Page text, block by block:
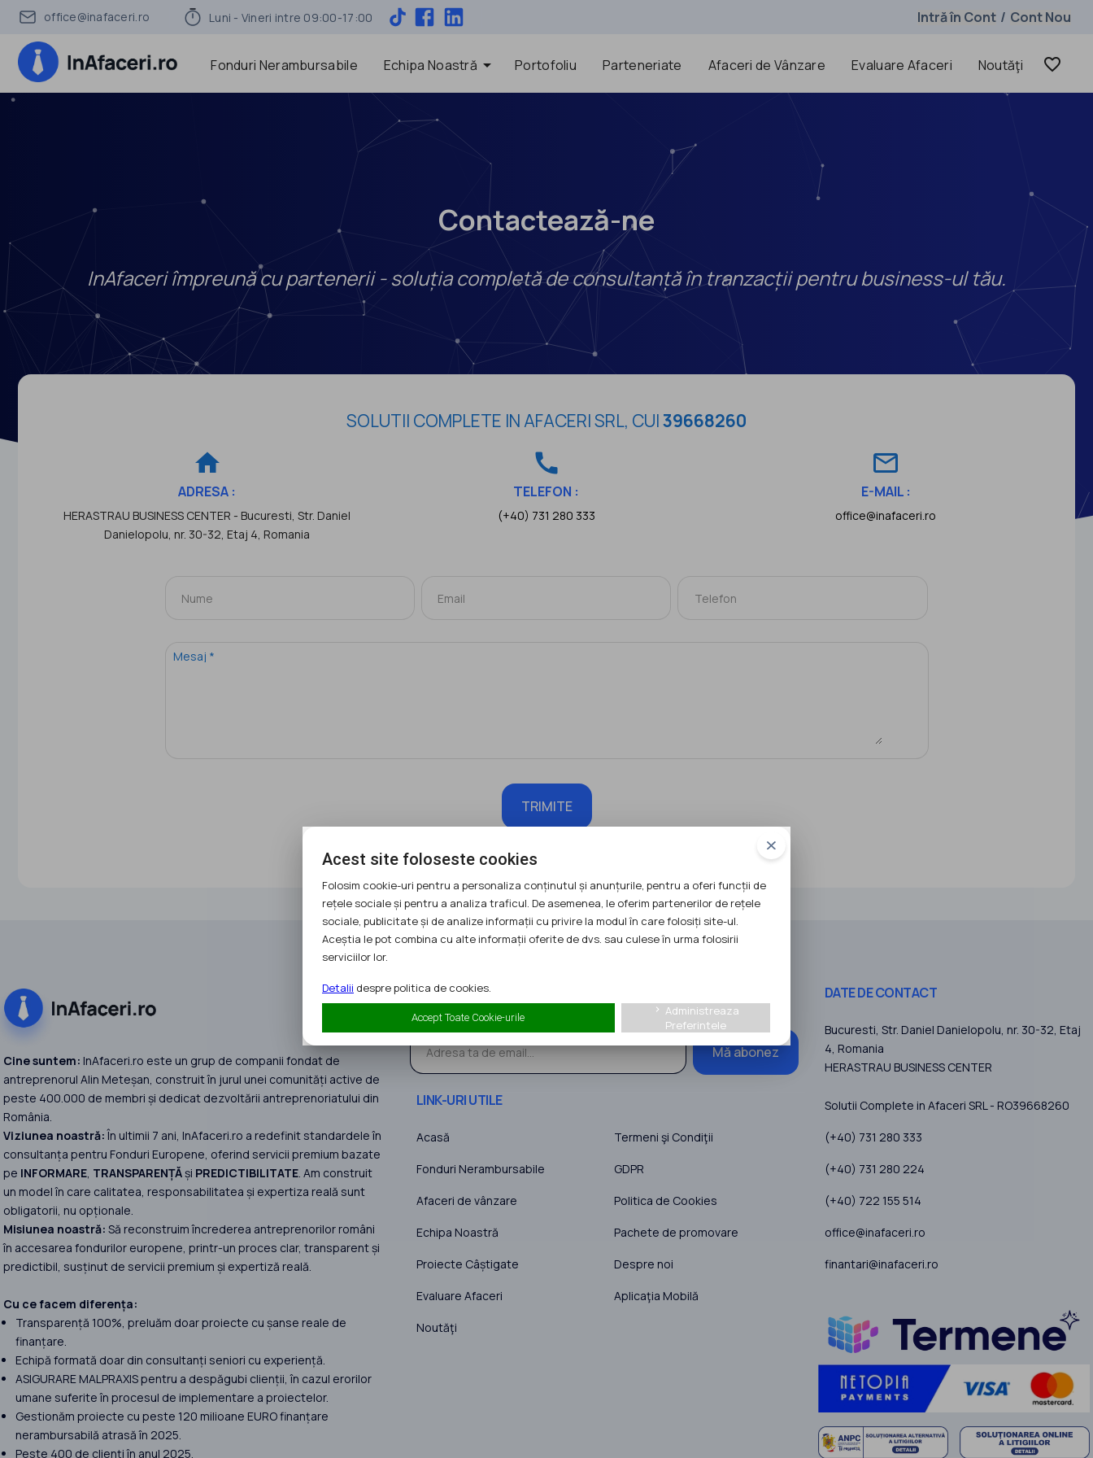
office@inafaceri.ro Luni - Vineri intre 09:00-17:00 Intră în Cont / Cont Nou
Fonduri Nerambursabile Echipa Noastră arrow_drop_down Portofoliu Parteneriate Afaceri de Vânzare Evaluare Afaceri Noutăţi favorite_border
Contactează-ne
InAfaceri împreună cu partenerii - soluția completă de consultanță în tranzacții pentru business-ul tău.
SOLUTII COMPLETE IN AFACERI SRL, CUI39668260
home
ADRESA :
HERASTRAU BUSINESS CENTER - Bucuresti, Str. Daniel
Danielopolu, nr. 30-32, Etaj 4, Romania
call
TELEFON :
(+40) 731 280 333
mail_outline
E-MAIL :
office@inafaceri.ro
Mesaj *
TRIMITE
Cine suntem: InAfaceri.ro este un grup de companii fondat de
antreprenorul Alin Meteșan, construit în jurul unei comunități active de
peste 400.000 de membri și dedicat dezvoltării antreprenoriatului din
România.
Viziunea noastră:În ultimii 7 ani, InAfaceri.ro a redefinit standardele în
consultanța pentru Fonduri Europene, oferind servicii premium bazate
pe INFORMARE, TRANSPARENȚĂși PREDICTIBILITATE. Am construit
un model în care calitatea, responsabilitatea și expertiza reală sunt
obligatorii, nu opționale.
Misiunea noastră: Să reconstruim încrederea antreprenorilor români
în accesarea fondurilor europene, printr-un proces clar, transparent și
predictibil, susținut de servicii premium și expertiză reală.
Cu ce facem diferența:
Transparență 100%, preluăm doar proiecte cu șanse reale de
finanțare.
Echipă formată doar din consultanți seniori cu experiență.
ASIGURARE MALPRAXIS pentru a despăgubi clienții, în cazul erorilor
umane suferite în procesul de implementare a proiectelor.
Gestionăm proiecte cu peste 120 milioane EURO finanțare
nerambursabilă atrasă în 2025.
Peste 400 de clienți în anul 2025.
ABONEAZĂ-TE LA NEWSLETTER
Fii la zi cu ultimele oportunităţi!
Mă abonez
LINK-URI UTILE
Acasă
Fonduri Nerambursabile
Afaceri de vânzare
Echipa Noastră
Proiecte Câștigate
Evaluare Afaceri
Noutăţi
Termeni şi Condiţii
GDPR
Politica de Cookies
Pachete de promovare
Despre noi
Aplicaţia Mobilă
DATE DE CONTACT
Bucuresti, Str. Daniel Danielopolu, nr. 30-32, Etaj
4, Romania
HERASTRAU BUSINESS CENTER
Solutii Complete in Afaceri SRL - RO39668260
(+40) 731 280 333
(+40) 731 280 224
(+40) 722 155 514
office@inafaceri.ro
finantari@inafaceri.ro
Acest site foloseste cookies
Folosim cookie-uri pentru a personaliza conținutul și anunțurile, pentru a oferi funcții de
rețele sociale și pentru a analiza traficul. De asemenea, le oferim partenerilor de rețele
sociale, publicitate și de analize informații cu privire la modul în care folosiți site-ul.
Aceștia le pot combina cu alte informații oferite de dvs. sau culese în urma folosirii
serviciilor lor.
Detalii despre politica de cookies.
Accept Toate Cookie-urile
keyboard_arrow_right
Administreaza
Preferintele